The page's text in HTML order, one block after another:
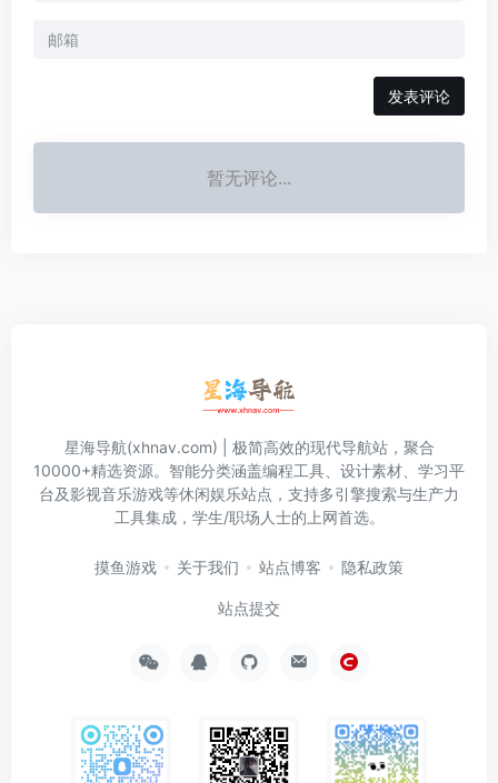
发表评论
暂无评论...
星海导航(xhnav.com) | 极简高效的现代导航站，聚合
10000+精选资源。智能分类涵盖编程工具、设计素材、学习平
台及影视音乐游戏等休闲娱乐站点，支持多引擎搜索与生产力
工具集成，学生/职场人士的上网首选。
摸鱼游戏 关于我们 站点博客 隐私政策
站点提交